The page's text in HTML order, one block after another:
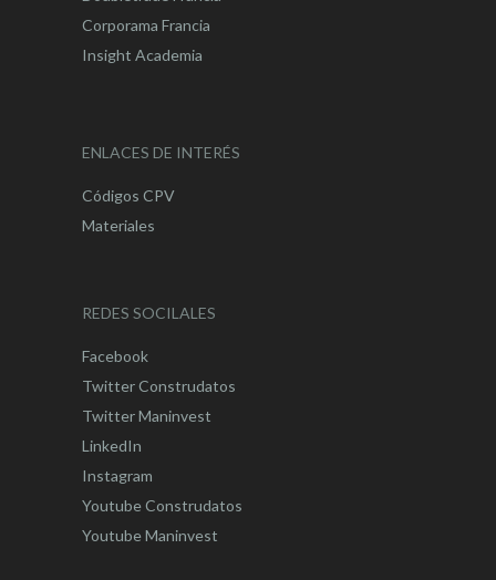
Corporama Francia
Insight Academia
ENLACES DE INTERÉS
Códigos CPV
Materiales
REDES SOCILALES
Facebook
Twitter Construdatos
Twitter Maninvest
LinkedIn
Instagram
Youtube Construdatos
Youtube Maninvest